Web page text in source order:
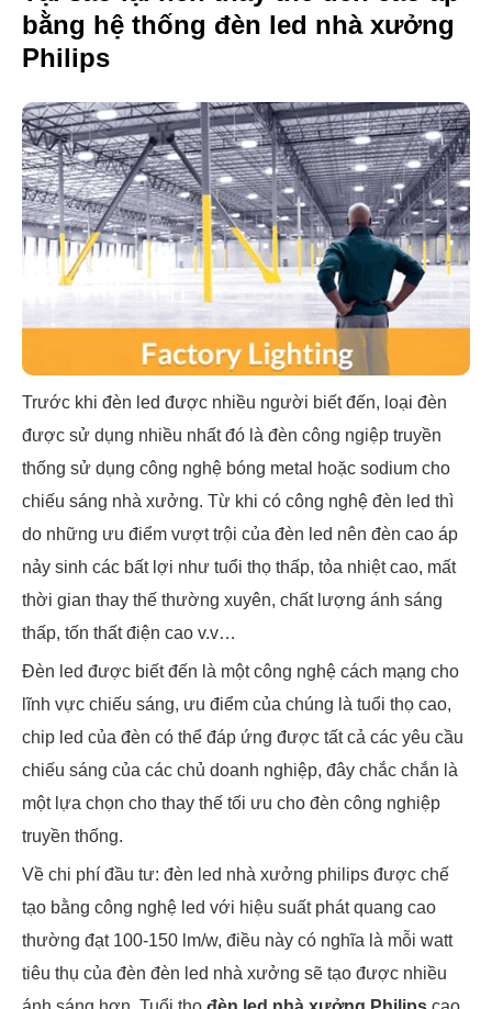
bằng hệ thống đèn led nhà xưởng
Philips
Trước khi đèn led được nhiều người biết đến, loại đèn
được sử dụng nhiều nhất đó là đèn công ngiệp truyền
thống sử dụng công nghệ bóng metal hoặc sodium cho
chiếu sáng nhà xưởng. Từ khi có công nghệ đèn led thì
do những ưu điểm vượt trội của đèn led nên đèn cao áp
nảy sinh các bất lợi như tuổi thọ thấp, tỏa nhiệt cao, mất
thời gian thay thế thường xuyên, chất lượng ánh sáng
thấp, tốn thất điện cao v.v…
Đèn led được biết đến là một công nghệ cách mạng cho
lĩnh vực chiếu sáng, ưu điểm của chúng là tuổi thọ cao,
chip led của đèn có thể đáp ứng được tất cả các yêu cầu
chiếu sáng của các chủ doanh nghiệp, đây chắc chắn là
một lựa chọn cho thay thế tối ưu cho đèn công nghiệp
truyền thống.
Về chi phí đầu tư: đèn led nhà xưởng philips được chế
tạo bằng công nghệ led với hiệu suất phát quang cao
thường đạt 100-150 lm/w, điều này có nghĩa là mỗi watt
tiêu thụ của đèn đèn led nhà xưởng sẽ tạo được nhiều